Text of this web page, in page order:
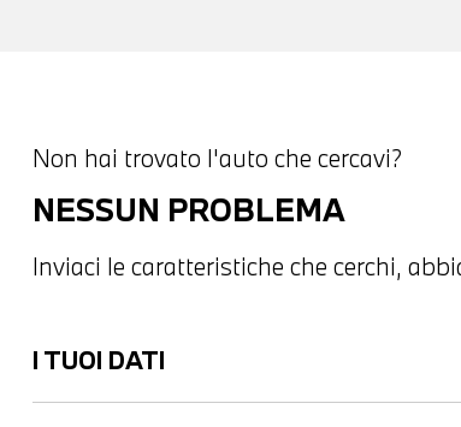
Non hai trovato l'auto che cercavi?
NESSUN PROBLEMA
Inviaci le caratteristiche che cerchi,
I TUOI DATI